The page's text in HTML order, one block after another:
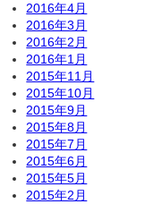
2016年4月
2016年3月
2016年2月
2016年1月
2015年11月
2015年10月
2015年9月
2015年8月
2015年7月
2015年6月
2015年5月
2015年2月